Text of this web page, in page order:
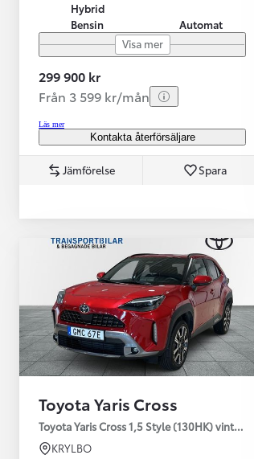
Hybrid
Bensin
Automat
Visa mer
299 900 kr
Från 3 599 kr/mån
Läs mer
Kontakta återförsäljare
Jämförelse Spara
Toyota Yaris Cross
Toyota Yaris Cross 1,5 Style (130HK) vinterhjul
KRYLBO